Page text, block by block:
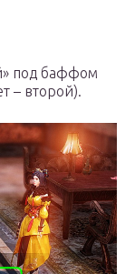
под баффом
– второй).